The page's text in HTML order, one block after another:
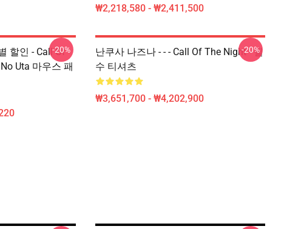
₩2,218,580 - ₩2,411,500
할인 - Call Of
Uta 마우스 패
-20%
난쿠사 나즈나 - - - Call Of The Night - 필
수 티셔츠
₩3,651,700 - ₩4,202,900
-20%